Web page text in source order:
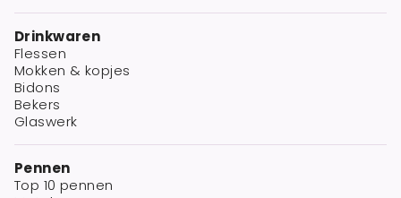
Drinkwaren
Flessen
Mokken & kopjes
Bidons
Bekers
Glaswerk
Pennen
Top 10 pennen